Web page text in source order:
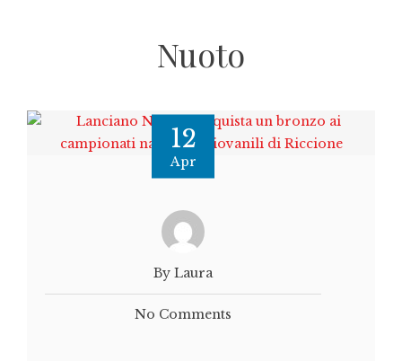
Nuoto
12
Apr
By Laura
No Comments